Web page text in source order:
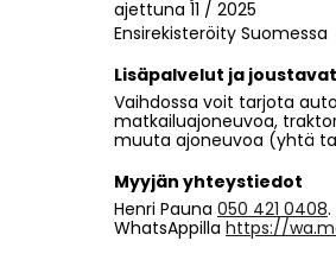
ajettuna 11 / 2025
Ensirekisteröity Suomessa
Lisäpalvelut ja
Vaihdossa voit tarjota
matkailuajoneuvoa,
muuta ajoneuvoa (yhtä
Myyjän yhteystiedot
Henri Pauna 050 421 0408
WhatsAppilla https://